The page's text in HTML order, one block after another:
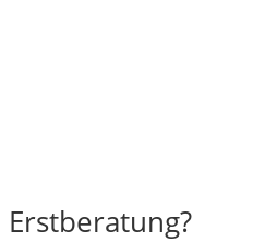
Erstberatung?